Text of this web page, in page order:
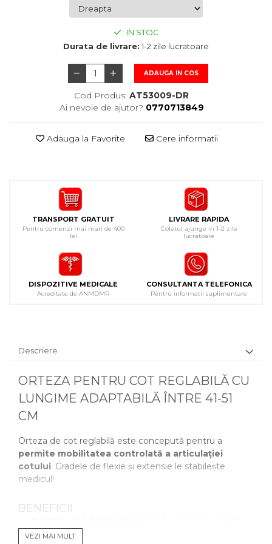
IN STOC
Durata de livrare: 1-2 zile lucratoare
ADAUGA IN COS
Cod Produs: AT53009-DR
Ai nevoie de ajutor? 0770713849
Adauga la Favorite Cere informatii
TRANSPORT GRATUIT
Pentru comenzi mai mari de 400
lei
LIVRARE RAPIDA
Coletul ajunge in 1-2 zile
lucratoare
DISPOZITIVE MEDICALE
Acreditate de ANMDMR
CONSULTANTA TELEFONICA
Pentru informatii suplimentare
Descriere
ORTEZA PENTRU COT REGLABILĂ CU
LUNGIME ADAPTABILĂ ÎNTRE 41-51
CM
Orteza de cot reglabilă este concepută pentru a
permite mobilitatea controlată a articulației
cotului. Gradele de flexie și extensie le stabilește
medicul!
BENEFICII
acesteia atât pe braț cât și pe antebraț.
VEZI MAI MULT